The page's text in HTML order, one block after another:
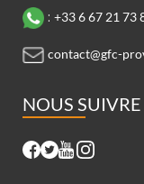
: +33 6 67 21 73
contact@gfc-
NOUS SUIVRE